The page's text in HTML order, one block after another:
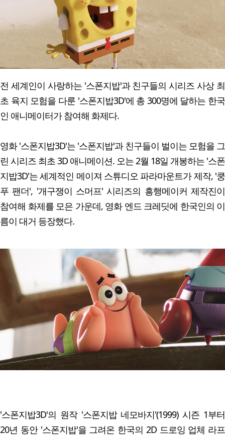
전 세계인이 사랑하는 '스폰지밥'과 친구들의 시리즈 사상 최
초 육지 모험을 다룬 '스폰지밥3D'에 총 300명에 달하는 한국
인 애니메이터가 참여해 화제다.
영화 '스폰지밥3D'는 '스폰지밥'과 친구들이 벌이는 모험을 그
린 시리즈 최초 3D 애니메이션. 오는 2월 18일 개봉하는 '스폰
지밥3D'는 세계적인 메이져 스튜디오 파라마운트가 제작, '쿵
푸 팬더', '개구쟁이 스머프' 시리즈의 흥행메이커 제작진이
참여해 화제를 모은 가운데, 영화 엔드 크레딧에 한국인의 이
름이 대거 등장했다.
'스폰지밥3D'의 원작 '스폰지밥 네모바지'(1999) 시즌 1부터
20년 동안 '스폰지밥'을 그려온 한국의 2D 드로잉 업체 라프